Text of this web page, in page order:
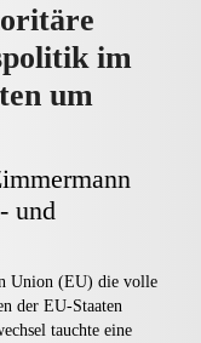
im
um
und
Union (EU) die volle
der EU-Staaten
tauchte eine